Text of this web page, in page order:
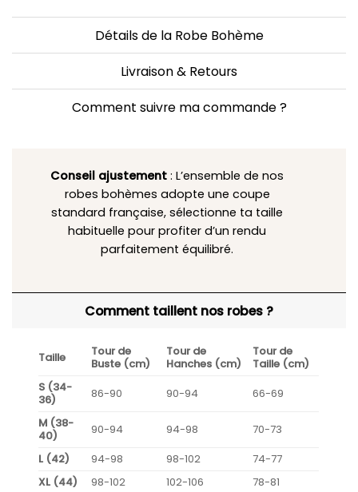
Détails de la Robe Bohème
Livraison & Retours
Comment suivre ma commande ?
Conseil ajustement : L’ensemble de nos
robes bohèmes adopte une coupe
standard française, sélectionne ta taille
habituelle pour profiter d’un rendu
parfaitement équilibré.
Comment taillent nos robes ?
Taille
Tour de
Buste (cm)
Tour de
Hanches (cm)
Tour de
Taille (cm)
S (34-
36)
86-90 90-94
66-69
M (38-
40)
90-94 94-98
70-73
L (42)
94-98 98-102
74-77
XL (44)
98-102 102-106
78-81